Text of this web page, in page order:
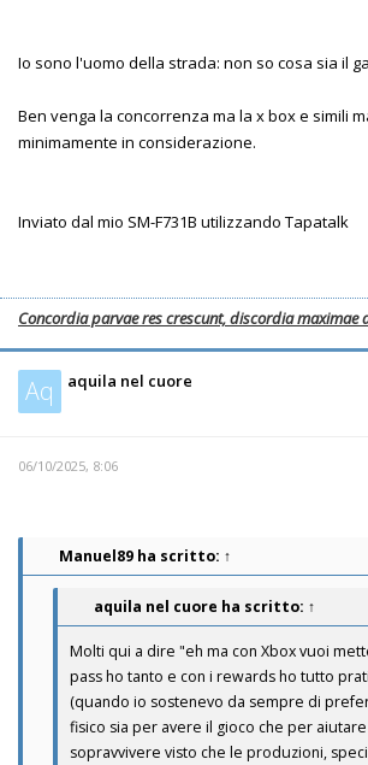
Io sono l'uomo della strada: non so cosa sia il
Ben venga la concorrenza ma la x box e simili
minimamente in considerazione.
Inviato dal mio SM-F731B utilizzando Tapatalk
Concordia parvae res crescunt, discordia maximae
Aq aquila nel cuore
06/10/2025, 8:06
Manuel89 ha scritto: ↑
aquila nel cuore ha scritto: ↑
Molti qui a dire "eh ma con Xbox vuoi
pass ho tanto e con i rewards ho tutto
(quando io sostenevo da sempre di
fisico sia per avere il gioco che per
sopravvivere visto che le produzioni,